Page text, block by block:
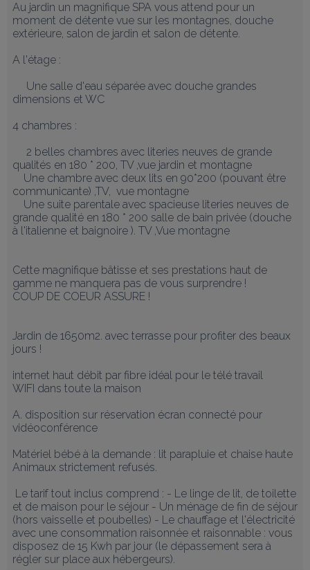
Au jardin un magnifique SPA vous attend pour un
moment de détente vue sur les montagnes, douche
extérieure, salon de jardin et salon de détente.
A l'étage :
dimensions et WC
4 chambres :
qualités en 180 * 200, TV ,vue jardin et montagne
communicante) ,TV,  vue montagne
grande qualité en 180 * 200 salle de bain privée (douche
à l'italienne et baignoire ). TV ,Vue montagne
Cette magnifique bâtisse et ses prestations haut de
gamme ne manquera pas de vous surprendre !
COUP DE COEUR ASSURE !
Jardin de 1650m2. avec terrasse pour profiter des beaux
jours !
internet haut débit par fibre idéal pour le télé travail
WIFI dans toute la maison
A. disposition sur réservation écran connecté pour
vidéoconférence
Matériel bébé à la demande : lit parapluie et chaise haute
Animaux strictement refusés.
et de maison pour le séjour - Un ménage de fin de séjour
(hors vaisselle et poubelles) - Le chauffage et l'électricité
avec une consommation raisonnée et raisonnable : vous
disposez de 15 Kwh par jour (le dépassement sera à
régler sur place aux hébergeurs).